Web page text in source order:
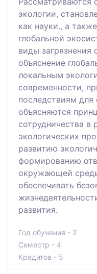
экологии,
как науки., а
глобальной
виды
объяснение
локальным
современности,
последствиям
объясняются
сотрудничества в
экологических
развитию
формированию
окружающей
обеспечивать
развития.
Год обучения - 2
Семестр - 4
Кредитов - 5